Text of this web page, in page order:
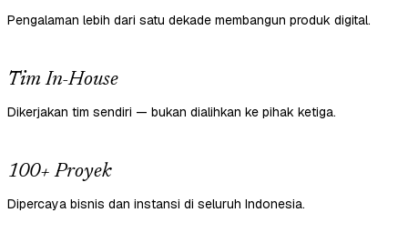
Pengalaman lebih dari satu dekade membangun produk digital.
Tim In-House
Dikerjakan tim sendiri — bukan dialihkan ke pihak ketiga.
100+ Proyek
Dipercaya bisnis dan instansi di seluruh Indonesia.